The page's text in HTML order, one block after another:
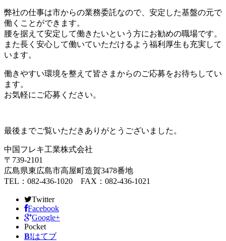
弊社の仕事は市からの業務委託なので、安定した基盤の元で
働くことができます。
腰を据えて安定して働きたいという方にお勧めの職場です。
また長く安心して働いていただけるよう福利厚生も充実して
います。
働きやすい環境を整えて皆さまからのご応募をお待ちしてい
ます。
お気軽にご応募ください。
最後までご覧いただきありがとうございました。
中国フレキ工業株式会社
〒739-2101
広島県東広島市高屋町造賀3478番地
TEL：082-436-1020 FAX：082-436-1021
Twitter
Facebook
Google+
Pocket
B!はてブ